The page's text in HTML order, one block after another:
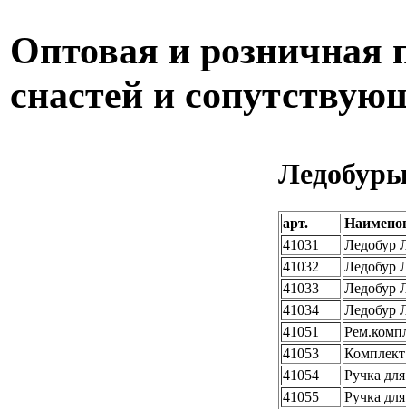
Оптовая и розничная
снастей и
арт.
41031
Ледобур
41032
Ледобур
41033
Ледобур
41034
Ледобур
41051
41053
41054
Ручка
41055
Ручка